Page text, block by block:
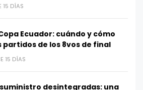
15 DÍAS
Ecuador: cuándo y cómo
partidos de los 8vos de final
15 DÍAS
desintegradas: una